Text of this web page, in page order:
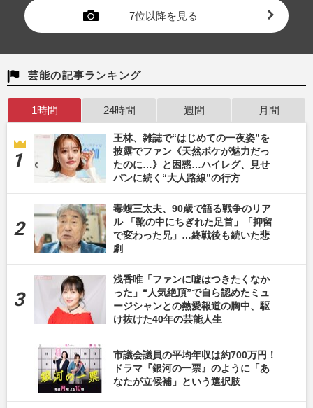
7位以降を見る
芸能の記事ランキング
1時間 24時間 週間 月間
王林、雑誌で“はじめての一夜姿”を
披露でファン《天然ボケが魅力だっ
たのに…》と困惑…ハイレグ、見せ
パンに続く“大人路線”の行方
毒蝮三太夫、90歳で語る戦争のリア
ル 「靴の中にちぎれた足首」「抑留
で変わった兄」…終戦後も続いた悲
劇
浅香唯「ファンに嘘はつきたくなか
った」“人気絶頂”で自ら認めたミュ
ージシャンとの熱愛報道の胸中、駆
け抜けた40年の芸能人生
市議会議員の平均年収は約700万円！
ドラマ『銀河の一票』のように「あ
なたが立候補」という選択肢